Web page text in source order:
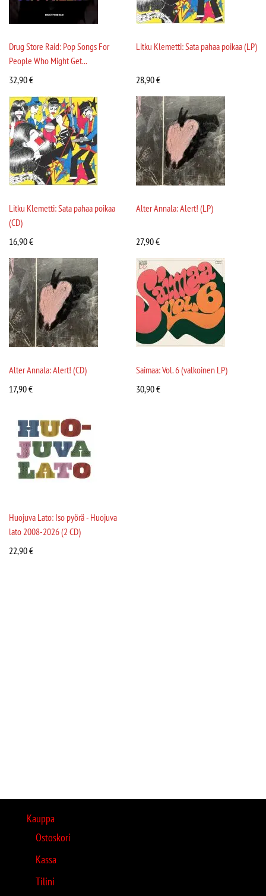
Drug Store Raid: Pop Songs For
People Who Might Get...
32,90€
Litku Klemetti: Sata pahaa poikaa (LP)
28,90€
Litku Klemetti: Sata pahaa poikaa
(CD)
16,90€
Alter Annala: Alert! (LP)
27,90€
Alter Annala: Alert! (CD)
17,90€
Saimaa: Vol. 6 (valkoinen LP)
30,90€
Huojuva Lato: Iso pyörä - Huojuva
lato 2008-2026 (2 CD)
22,90€
Kauppa
Ostoskori
Kassa
Tilini